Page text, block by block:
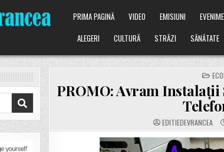
PRIMA PAGINĂ VIDEO EMISIUNI
ALEGERI
CULTURĂ STRĂZI SĂNĂTATE
IN
PROMO: Avram
EDITIEDEVRANCEA